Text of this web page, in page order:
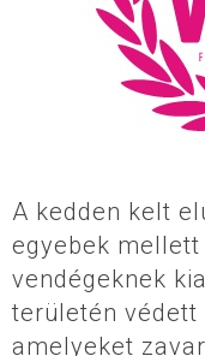
A kedden kelt
egyebek
vendégeknek
területén
amelyeket